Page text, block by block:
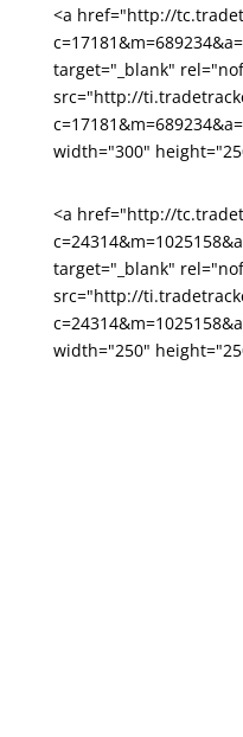
<a href="http://
target="_blank"
src="http://
width="300"
<a href="http://
target="_blank"
src="http://
width="250"